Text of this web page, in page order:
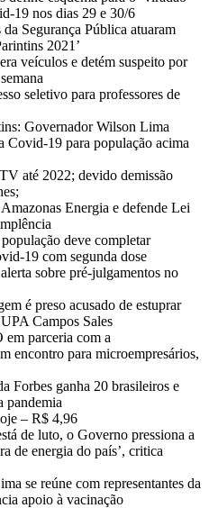
19 nos dias 29 e 30/6
Segurança Pública atuaram
2021’
veículos e detém suspeito por
seletivo para professores de
Governador Wilson Lima
Covid-19 para população acima
até 2022; devido demissão
Energia e defende Lei
deve completar
19 com segunda dose
sobre pré-julgamentos no
é preso acusado de estuprar
Campos Sales
parceria com a
encontro para microempresários,
Forbes ganha 20 brasileiros e
pandemia
– R$ 4,96
de luto, o Governo pressiona a
de energia do país’, critica
se reúne com representantes da
apoio à vacinação